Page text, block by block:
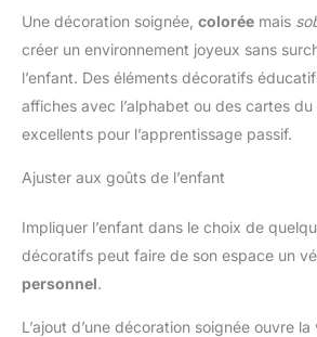
Une décoration soignée, colorée mais
créer un environnement joyeux sans
l’enfant. Des éléments décoratifs
affiches avec l’alphabet ou des cartes
excellents pour l’apprentissage passif.
Ajuster aux goûts de l’enfant
Impliquer l’enfant dans le choix de
décoratifs peut faire de son espace un
personnel.
L’ajout d’une décoration soignée ouvre